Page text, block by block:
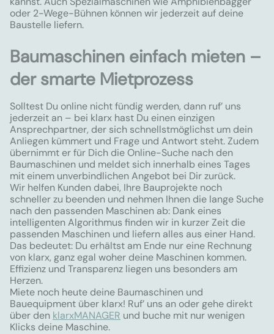
oder 2-Wege-Bühnen können wir jederzeit auf deine
Baustelle liefern.
Baumaschinen einfach mieten –
der smarte Mietprozess
Solltest Du online nicht fündig werden, dann ruf’ uns
jederzeit an – bei klarx hast Du einen einzigen
Ansprechpartner, der sich schnellstmöglichst um dein
Anliegen kümmert und Frage und Antwort steht. Zudem
übernimmt er für Dich die Online-Suche nach den
Baumaschinen und meldet sich innerhalb eines Tages
mit einem unverbindlichen Angebot bei Dir zurück.
Wir helfen Kunden dabei, Ihre Bauprojekte noch
schneller zu beenden und nehmen Ihnen die lange Suche
nach den passenden Maschinen ab: Dank eines
intelligenten Algorithmus finden wir in kurzer Zeit die
passenden Maschinen und liefern alles aus einer Hand.
Das bedeutet: Du erhältst am Ende nur eine Rechnung
von klarx, ganz egal woher deine Maschinen kommen.
Effizienz und Transparenz liegen uns besonders am
Herzen.
Miete noch heute deine Baumaschinen und
Bauequipment über klarx! Ruf’ uns an oder gehe direkt
über den klarxMANAGER und buche mit nur wenigen
Klicks deine Maschine.